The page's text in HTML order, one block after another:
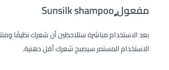
مفعول ٍSunsilk shampoo
بعد الاستخدام مباشرة ستلاحظين أن شعرك نظيفًا
الاستخدام المستمر سيصبح شعرك أقل دهنية.